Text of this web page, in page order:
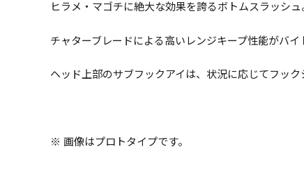
ヒラメ・マゴチに絶大な効果を誇るボトムスラッシュ
チャターブレードによる高いレンジキープ性能がバ
ヘッド上部のサブフックアイは、状況に応じてフッ
※ 画像はプロトタイプです。